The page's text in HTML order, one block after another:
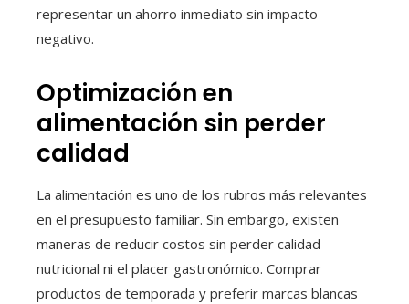
representar un ahorro inmediato sin impacto
negativo.
Optimización en
alimentación sin perder
calidad
La alimentación es uno de los rubros más relevantes
en el presupuesto familiar. Sin embargo, existen
maneras de reducir costos sin perder calidad
nutricional ni el placer gastronómico. Comprar
productos de temporada y preferir marcas blancas